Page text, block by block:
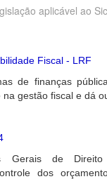
aplicável ao
Fiscal - LRF
de finanças
gestão fiscal e dá
Gerais de
dos